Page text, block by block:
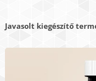
Javasolt kiegészítő